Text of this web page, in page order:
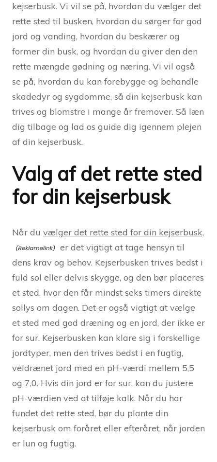
kejserbusk. Vi vil se på, hvordan du vælger det
rette sted til busken, hvordan du sørger for god
jord og vanding, hvordan du beskærer og
former din busk, og hvordan du giver den den
rette mængde gødning og næring. Vi vil også
se på, hvordan du kan forebygge og behandle
skadedyr og sygdomme, så din kejserbusk kan
trives og blomstre i mange år fremover. Så læn
dig tilbage og lad os guide dig igennem plejen
af din kejserbusk.
Valg af det rette sted
for din kejserbusk
Når du vælger det rette sted for din kejserbusk,
er det vigtigt at tage hensyn til
dens krav og behov. Kejserbusken trives bedst i
fuld sol eller delvis skygge, og den bør placeres
et sted, hvor den får mindst seks timers direkte
sollys om dagen. Det er også vigtigt at vælge
et sted med god dræning og en jord, der ikke er
for sur. Kejserbusken kan klare sig i forskellige
jordtyper, men den trives bedst i en fugtig,
veldrænet jord med en pH-værdi mellem 5,5
og 7,0. Hvis din jord er for sur, kan du justere
pH-værdien ved at tilføje kalk. Når du har
fundet det rette sted, bør du plante din
kejserbusk om foråret eller efteråret, når jorden
er lun og fugtig.